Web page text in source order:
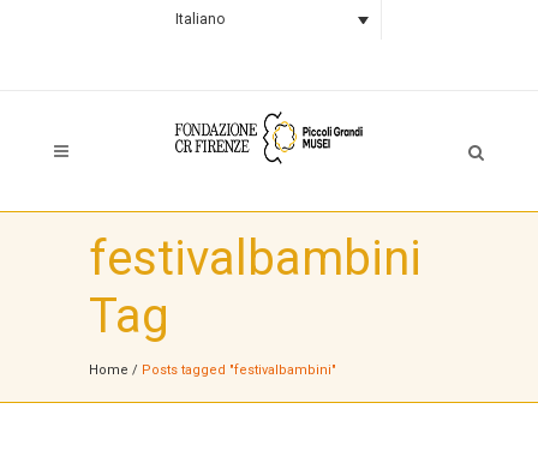
Italiano
festivalbambini
Tag
Home / Posts tagged "festivalbambini"